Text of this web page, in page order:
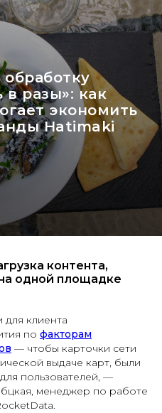
в разы»: как
экономить
Hatimaki
контента,
одной площадке
клиента
по факторам
— чтобы карточки сети
выдаче карт, были
пользователей, —
менеджер по работе